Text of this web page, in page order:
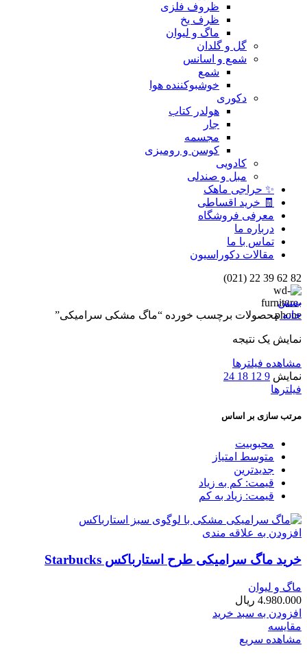
ظروف فلزی
ظرف یخ
ماگ و لیوان
گل و گلدان
شمع و اسانس
شمع
خوشبوکننده هوا
دکوری
هولدر کتاب
جار
مجسمه
کوسن و رومیزی
کادویی
مبل و صندلی
✨ حراجی ماهک
🧾 خرید اقساطی
معرفی فروشگاه
درباره ما
تماس با ما
مقالات دکوراسیون
82 62 39 22 (021)
بستن
خانهمحصولات برچسب خورده “ماگ مشکی سرامیکی”
نمایش یک نتیجه
مشاهده فیلترها
نمایش 9
12
18
24
فیلترها
مرتب سازی بر اساس
محبوبیت
متوسط امتیاز
جدیدترین
قیمت: کم به زیاد
قیمت: زیاد به کم
افزودن به علاقه مندی
خرید ماگ سرامیکی طرح استارباکس Starbucks
ماگ و لیوان
4.980.000 ریال
افزودن به سبد خرید
مقایسه
مشاهده سریع